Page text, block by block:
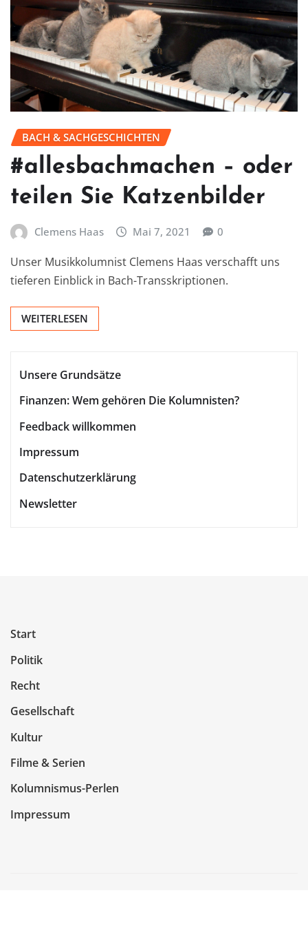
BACH & SACHGESCHICHTEN
#allesbachmachen – oder
teilen Sie Katzenbilder
Clemens Haas Mai 7, 2021 0
Unser Musikkolumnist Clemens Haas verschafft uns
tieferen Einblick in Bach-Transskriptionen.
WEITERLESEN
Unsere Grundsätze
Finanzen: Wem gehören Die Kolumnisten?
Feedback willkommen
Impressum
Datenschutzerklärung
Newsletter
Start
Politik
Recht
Gesellschaft
Kultur
Filme & Serien
Kolumnismus-Perlen
Impressum